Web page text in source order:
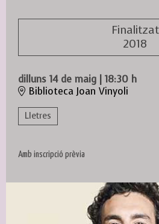
Finalitzat
2018
dilluns 14 de maig | 18:30 h
Biblioteca Joan Vinyoli
Lletres
Amb inscripció prèvia